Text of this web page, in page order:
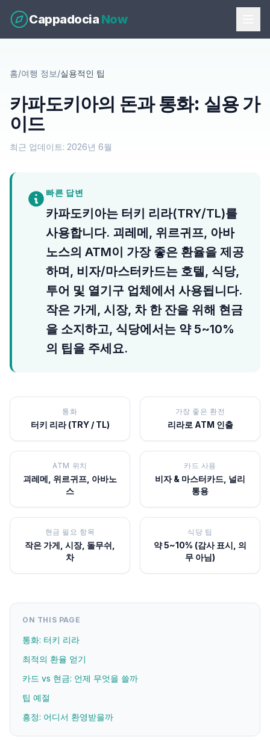
Cappadocia Now
홈/여행 정보/실용적인 팁
카파도키아의 돈과 통화: 실용 가
이드
최근 업데이트: 2026년 6월
빠른 답변
카파도키아는 터키 리라(TRY/TL)를
사용합니다. 괴레메, 위르귀프, 아바
노스의 ATM이 가장 좋은 환율을 제공
하며, 비자/마스터카드는 호텔, 식당,
투어 및 열기구 업체에서 사용됩니다.
작은 가게, 시장, 차 한 잔을 위해 현금
을 소지하고, 식당에서는 약 5~10%
의 팁을 주세요.
통화
터키 리라 (TRY / TL)
가장 좋은 환전
리라로 ATM 인출
ATM 위치
괴레메, 위르귀프, 아바노
스
카드 사용
비자 & 마스터카드, 널리
통용
현금 필요 항목
작은 가게, 시장, 돌무쉬,
차
식당 팁
약 5~10% (감사 표시, 의
무 아님)
ON THIS PAGE
통화: 터키 리라
최적의 환율 얻기
카드 vs 현금: 언제 무엇을 쓸까
팁 예절
흥정: 어디서 환영받을까